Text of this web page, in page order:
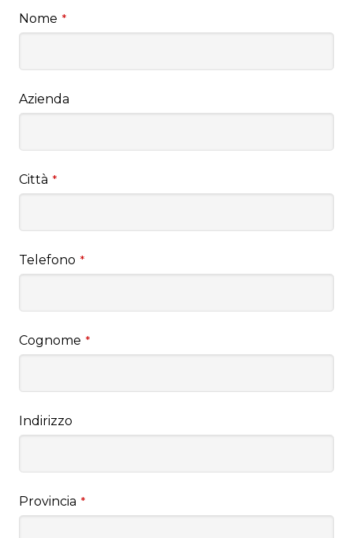
Nome *
Azienda
Città *
Telefono *
Cognome *
Indirizzo
Provincia *